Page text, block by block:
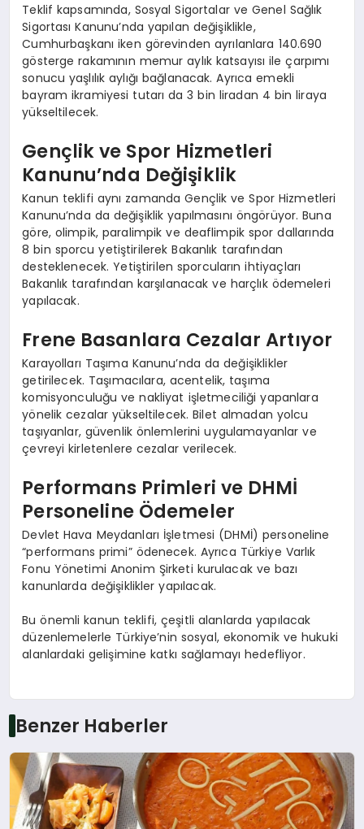
Teklif kapsamında, Sosyal Sigortalar ve Genel Sağlık
Sigortası Kanunu’nda yapılan değişiklikle,
Cumhurbaşkanı iken görevinden ayrılanlara 140.690
gösterge rakamının memur aylık katsayısı ile çarpımı
sonucu yaşlılık aylığı bağlanacak. Ayrıca emekli
bayram ikramiyesi tutarı da 3 bin liradan 4 bin liraya
yükseltilecek.
Gençlik ve Spor Hizmetleri
Kanunu’nda Değişiklik
Kanun teklifi aynı zamanda Gençlik ve Spor Hizmetleri
Kanunu’nda da değişiklik yapılmasını öngörüyor. Buna
göre, olimpik, paralimpik ve deaflimpik spor dallarında
8 bin sporcu yetiştirilerek Bakanlık tarafından
desteklenecek. Yetiştirilen sporcuların ihtiyaçları
Bakanlık tarafından karşılanacak ve harçlık ödemeleri
yapılacak.
Frene Basanlara Cezalar Artıyor
Karayolları Taşıma Kanunu’nda da değişiklikler
getirilecek. Taşımacılara, acentelik, taşıma
komisyonculuğu ve nakliyat işletmeciliği yapanlara
yönelik cezalar yükseltilecek. Bilet almadan yolcu
taşıyanlar, güvenlik önlemlerini uygulamayanlar ve
çevreyi kirletenlere cezalar verilecek.
Performans Primleri ve DHMİ
Personeline Ödemeler
Devlet Hava Meydanları İşletmesi (DHMİ) personeline
“performans primi” ödenecek. Ayrıca Türkiye Varlık
Fonu Yönetimi Anonim Şirketi kurulacak ve bazı
kanunlarda değişiklikler yapılacak.
Bu önemli kanun teklifi, çeşitli alanlarda yapılacak
düzenlemelerle Türkiye’nin sosyal, ekonomik ve hukuki
alanlardaki gelişimine katkı sağlamayı hedefliyor.
Benzer Haberler